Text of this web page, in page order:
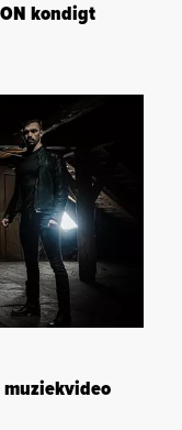
kondigt
muziekvideo